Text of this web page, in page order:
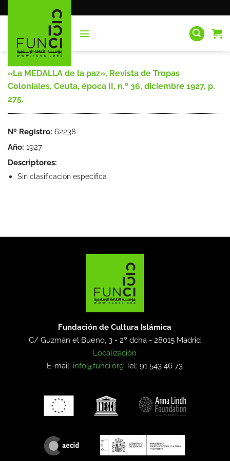
al
«La MEDALLA de la paz», Revista de Tropas
Coloniales, Ceuta, época II, n.º 36, diciembre 1927, p.
275.
Nº Registro: 62238
Año: 1927
Descriptores:
Sin clasificación específica
Fundación de Cultura Islámica
C/ Guzmán el Bueno, 3 - 2º dcha -28015 Madrid
Localización
E-mail: info@funci.org Tel: 91 543 46 73